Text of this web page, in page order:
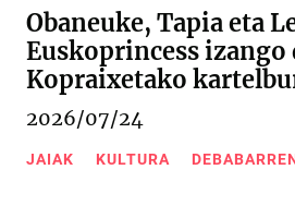
Obaneuke, Tapia eta
Euskoprincess
Kopraixetako
2026/07/24
JAIAK KULTURA